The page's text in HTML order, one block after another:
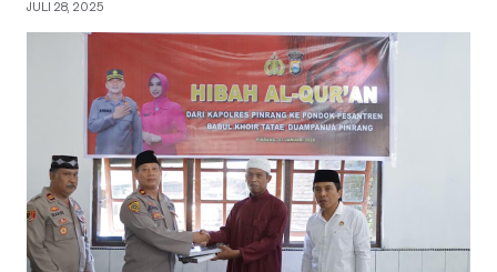
JULI 28, 2025